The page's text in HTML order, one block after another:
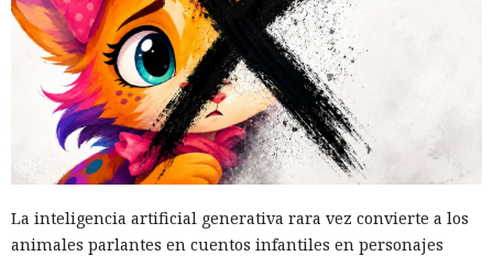
La inteligencia artificial generativa rara vez convierte a los
animales parlantes en cuentos infantiles en personajes